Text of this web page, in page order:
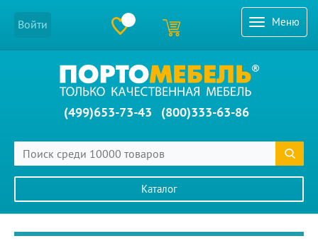
Меню
Войти
(499)653-73-43 (800)333-63-86
Каталог
Главное меню сайта